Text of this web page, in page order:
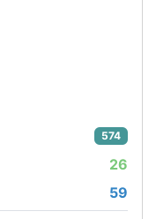
574
26
59